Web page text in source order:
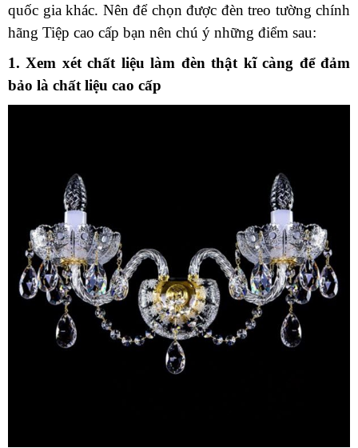
quốc gia khác. Nên để chọn được đèn treo tường chính
hãng Tiệp cao cấp bạn nên chú ý những điểm sau:
1. Xem xét chất liệu làm đèn thật kĩ càng để đảm
bảo là chất liệu cao cấp